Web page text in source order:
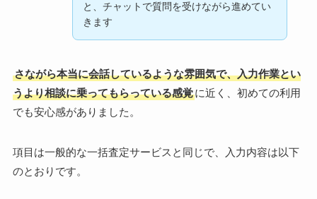
と、チャットで質問を受けながら進めてい
きます
さながら本当に会話しているような雰囲気で、入力作業とい
うより相談に乗ってもらっている感覚に近く、初めての利用
でも安心感がありました。
項目は一般的な一括査定サービスと同じで、入力内容は以下
のとおりです。